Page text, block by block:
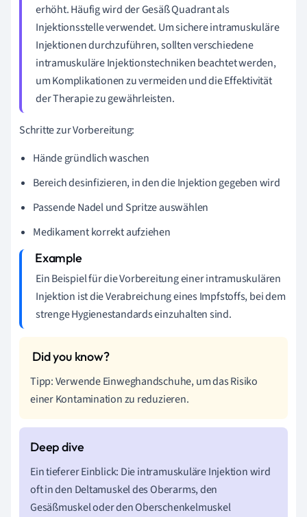
erhöht. Häufig wird der Gesäß Quadrant als
Injektionsstelle verwendet. Um sichere intramuskuläre
Injektionen durchzuführen, sollten verschiedene
intramuskuläre Injektionstechniken beachtet werden,
um Komplikationen zu vermeiden und die Effektivität
der Therapie zu gewährleisten.
Schritte zur Vorbereitung:
Hände gründlich waschen
Bereich desinfizieren, in den die Injektion gegeben wird
Passende Nadel und Spritze auswählen
Medikament korrekt aufziehen
Ein Beispiel für die Vorbereitung einer intramuskulären
Injektion ist die Verabreichung eines Impfstoffs, bei dem
strenge Hygienestandards einzuhalten sind.
Tipp: Verwende Einweghandschuhe, um das Risiko
einer Kontamination zu reduzieren.
Ein tieferer Einblick: Die intramuskuläre Injektion wird
oft in den Deltamuskel des Oberarms, den
Gesäßmuskel oder den Oberschenkelmuskel